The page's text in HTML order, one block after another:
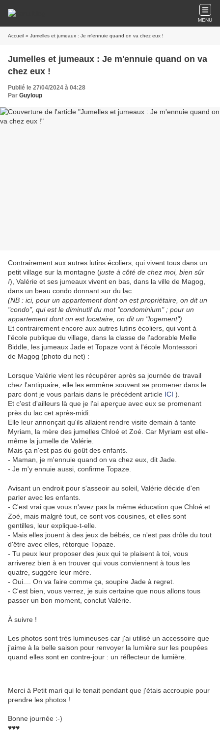
MENU
Accueil » Jumelles et jumeaux : Je m'ennuie quand on va chez eux !
Jumelles et jumeaux : Je m'ennuie quand on va
chez eux !
Publié le 27/04/2024 à 04:28
Par Guyloup
Contrairement aux autres lutins écoliers, qui vivent tous dans un
petit village sur la montagne (juste à côté de chez moi, bien sûr
!), Valérie et ses jumeaux vivent en bas, dans la ville de Magog,
dans un beau condo donnant sur du lac.
(NB : ici, pour un appartement dont on est propriétaire, on dit un
"condo", qui est le diminutif du mot "condominium" ; pour un
appartement dont on est locataire, on dit un "logement").
Et contrairement encore aux autres lutins écoliers, qui vont à
l'école publique du village, dans la classe de l'adorable Melle
Biddle, les jumeaux Jade et Topaze vont à l'école Montessori
de Magog (photo du net) :
Lorsque Valérie vient les récupérer après sa journée de travail
chez l'antiquaire, elle les emmène souvent se promener dans le
parc dont je vous parlais dans le précédent article ICI ).
Et c'est d'ailleurs là que je l'ai aperçue avec eux se promenant
près du lac cet après-midi.
Elle leur annonçait qu'ils allaient rendre visite demain à tante
Myriam, la mère des jumelles Chloé et Zoé. Car Myriam est elle-
même la jumelle de Valérie.
Mais ça n'est pas du goût des enfants.
- Maman, je m'ennuie quand on va chez eux, dit Jade.
- Je m'y ennuie aussi, confirme Topaze.
Avisant un endroit pour s'asseoir au soleil, Valérie décide d'en
parler avec les enfants.
- C'est vrai que vous n'avez pas la même éducation que Chloé et
Zoé, mais malgré tout, ce sont vos cousines, et elles sont
gentilles, leur explique-t-elle.
- Mais elles jouent à des jeux de bébés, ce n'est pas drôle du tout
d'être avec elles, rétorque Topaze.
- Tu peux leur proposer des jeux qui te plaisent à toi, vous
arriverez bien à en trouver qui vous conviennent à tous les
quatre, suggère leur mère.
- Oui.... On va faire comme ça, soupire Jade à regret.
- C'est bien, vous verrez, je suis certaine que nous allons tous
passer un bon moment, conclut Valérie.
À suivre !
Les photos sont très lumineuses car j'ai utilisé un accessoire que
j'aime à la belle saison pour renvoyer la lumière sur les poupées
quand elles sont en contre-jour : un réflecteur de lumière.
Merci à Petit mari qui le tenait pendant que j'étais accroupie pour
prendre les photos !
Bonne journée :-)
♥♥♥